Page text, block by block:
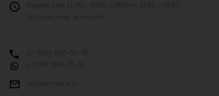
Будние дни: 11:00 - 19:00 Суббота: 11:00 - 18:00
Воскресенье: выходной
+7 (800) 600-55-78
+7 (981) 848-65-01
info@armsline.ru